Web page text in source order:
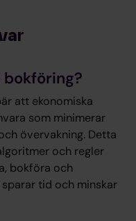
att ekonomiska
som minimerar
övervakning. Detta
och regler
bokföra och
tid och minskar